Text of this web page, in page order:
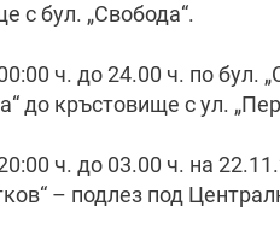
с бул. „Свобода“.
ч. до 24.00 ч. по бул.
до кръстовище с ул.
ч. до 03.00 ч. на
– подлез под